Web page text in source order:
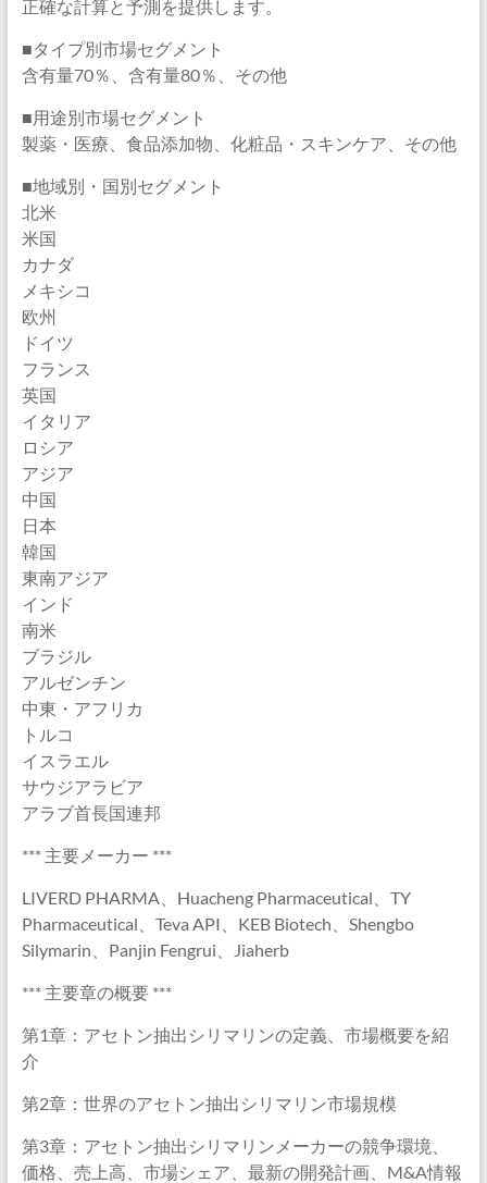
正確な計算と予測を提供します。
■タイプ別市場セグメント
含有量70％、含有量80％、その他
■用途別市場セグメント
製薬・医療、食品添加物、化粧品・スキンケア、その他
■地域別・国別セグメント
北米
米国
カナダ
メキシコ
欧州
ドイツ
フランス
英国
イタリア
ロシア
アジア
中国
日本
韓国
東南アジア
インド
南米
ブラジル
アルゼンチン
中東・アフリカ
トルコ
イスラエル
サウジアラビア
アラブ首長国連邦
*** 主要メーカー ***
LIVERD PHARMA、Huacheng Pharmaceutical、TY
Pharmaceutical、Teva API、KEB Biotech、Shengbo
Silymarin、Panjin Fengrui、Jiaherb
*** 主要章の概要 ***
第1章：アセトン抽出シリマリンの定義、市場概要を紹
介
第2章：世界のアセトン抽出シリマリン市場規模
第3章：アセトン抽出シリマリンメーカーの競争環境、
価格、売上高、市場シェア、最新の開発計画、M&A情報